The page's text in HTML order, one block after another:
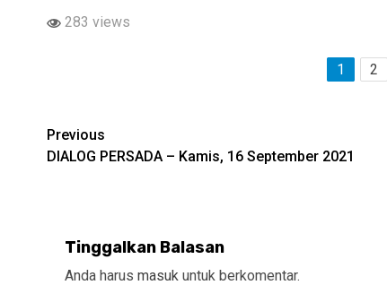
283 views
1 2
Continue
Reading
Previous
DIALOG PERSADA – Kamis, 16 September 2021
Tinggalkan Balasan
Anda harus masuk untuk berkomentar.